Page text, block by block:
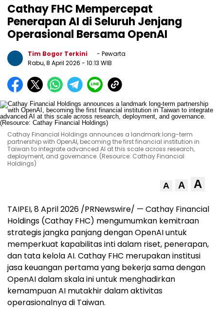
Cathay FHC Mempercepat
Penerapan AI di Seluruh Jenjang
Operasional Bersama OpenAI
Tim Bogor Terkini
- Pewarta
Rabu, 8 April 2026 - 10:13 WIB
Cathay Financial Holdings announces a landmark long-term
partnership with OpenAI, becoming the first financial institution in
Taiwan to integrate advanced AI at this scale across research,
deployment, and governance. (Resource: Cathay Financial
Holdings)
A A A
TAIPEI, 8 April 2026 /PRNewswire/ — Cathay Financial
Holdings (Cathay FHC) mengumumkan kemitraan
strategis jangka panjang dengan OpenAI untuk
memperkuat kapabilitas inti dalam riset, penerapan,
dan tata kelola AI. Cathay FHC merupakan institusi
jasa keuangan pertama yang bekerja sama dengan
OpenAI dalam skala ini untuk menghadirkan
kemampuan AI mutakhir dalam aktivitas
operasionalnya di Taiwan.